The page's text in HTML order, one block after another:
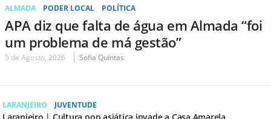
ALMADA PODER LOCAL POLÍTICA
APA diz que falta de água em Almada “foi
um problema de má gestão”
5 de Agosto, 2026 Sofia Quintas
LARANJEIRO JUVENTUDE
Laranjeiro | Cultura pop asiática invade a Casa Amarela